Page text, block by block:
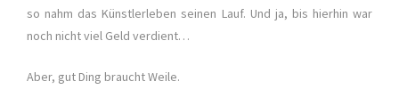
so nahm das Künstlerleben seinen Lauf. Und ja, bis hierhin war
noch nicht viel Geld verdient…
Aber, gut Ding braucht Weile.